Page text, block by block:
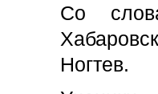
Со
Ногтев.